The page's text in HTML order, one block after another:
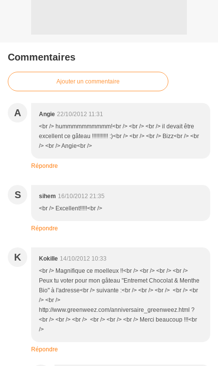
Commentaires
Ajouter un commentaire
A Angie 22/10/2012 11:31
<br /> hummmmmmmmmm!<br /> <br /> <br /> il devait être
excellent ce gâteau !!!!!!!!!!! :)<br /> <br /> <br /> Bizz<br /> <br
/> <br /> Angie<br />
Répondre
S sihem 16/10/2012 21:35
<br /> Excellent!!!!!<br />
Répondre
K Kokille 14/10/2012 10:33
<br /> Magnifique ce moelleux !!<br /> <br /> <br /> <br />
Peux tu voter pour mon gâteau "Entremet Chocolat & Menthe
Bio" à l'adresse<br /> suivante :<br /> <br /> <br /> <br /> <br
/> <br />
http://www.greenweez.com/anniversaire_greenweez.html ?
<br /> <br /> <br /> <br /> <br /> <br /> Merci beaucoup !!!<br
/>
Répondre